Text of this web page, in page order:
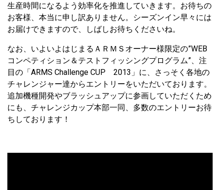
生産時間になるよう効率化を推進していきます。お待ちの
お客様、本当に申し訳ありません。シーズンイン早々には
お届けできますので、しばしお待ちくださいね。
なお、いよいよはじまるＡＲＭＳオーナー様限定の”WEB
コンペティション＆テストフィッシングプログラム”、注
目の「ARMS Challenge CUP 2013」に、さっそく各地の
チャレンジャー達からエントリーをいただいております。
追加機種開発やブラッシュアップに参画していただくため
にも、チャレンジカップ本部一同、多数のエントリーお待
ちしております！